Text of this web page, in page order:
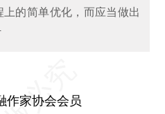
的简单优化，而应当做出
家协会会员